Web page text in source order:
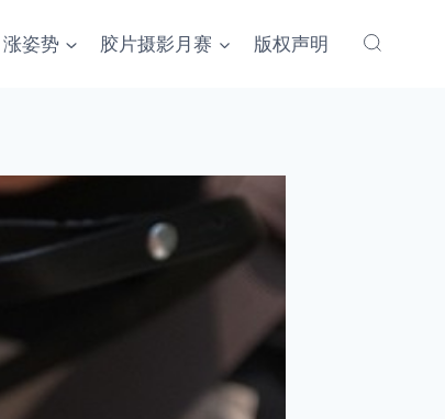
涨姿势 胶片摄影月赛 版权声明